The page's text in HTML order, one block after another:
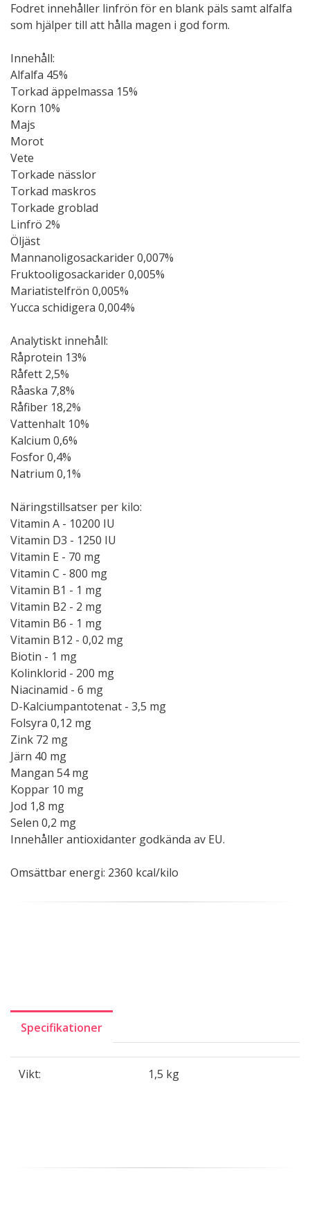
Fodret innehåller linfrön för en blank päls samt alfalfa
som hjälper till att hålla magen i god form.
Innehåll:
Alfalfa 45%
Torkad äppelmassa 15%
Korn 10%
Majs
Morot
Vete
Torkade nässlor
Torkad maskros
Torkade groblad
Linfrö 2%
Öljäst
Mannanoligosackarider 0,007%
Fruktooligosackarider 0,005%
Mariatistelfrön 0,005%
Yucca schidigera 0,004%
Analytiskt innehåll:
Råprotein 13%
Råfett 2,5%
Råaska 7,8%
Råfiber 18,2%
Vattenhalt 10%
Kalcium 0,6%
Fosfor 0,4%
Natrium 0,1%
Näringstillsatser per kilo:
Vitamin A - 10200 IU
Vitamin D3 - 1250 IU
Vitamin E - 70 mg
Vitamin C - 800 mg
Vitamin B1 - 1 mg
Vitamin B2 - 2 mg
Vitamin B6 - 1 mg
Vitamin B12 - 0,02 mg
Biotin - 1 mg
Kolinklorid - 200 mg
Niacinamid - 6 mg
D-Kalciumpantotenat - 3,5 mg
Folsyra 0,12 mg
Zink 72 mg
Järn 40 mg
Mangan 54 mg
Koppar 10 mg
Jod 1,8 mg
Selen 0,2 mg
Innehåller antioxidanter godkända av EU.
Omsättbar energi: 2360 kcal/kilo
Specifikationer
Vikt: 1,5 kg